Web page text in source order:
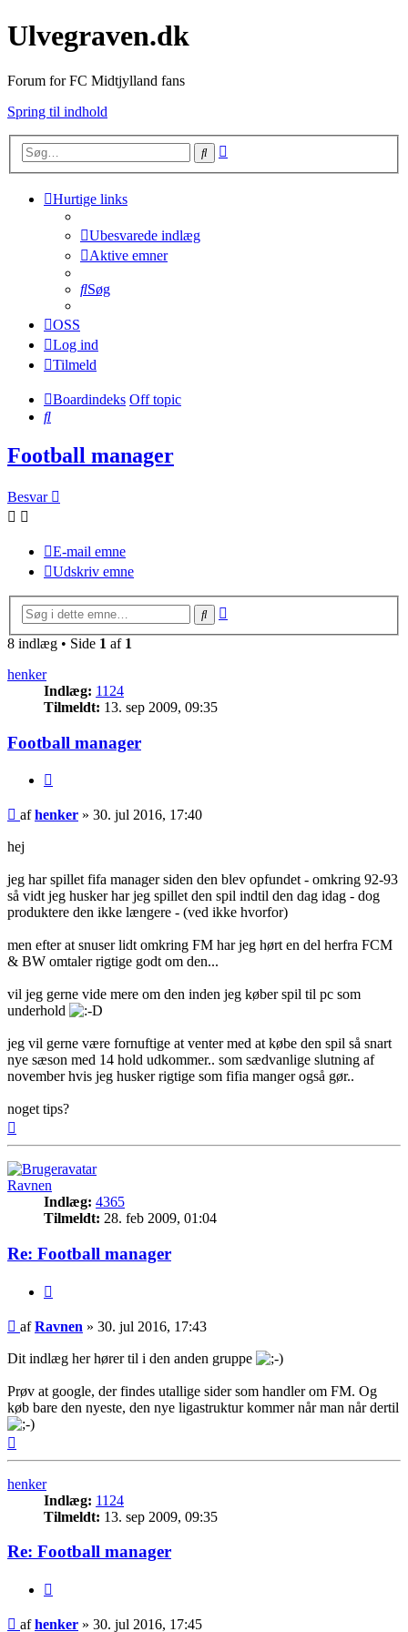
Ulvegraven.dk
Forum for FC Midtjylland fans
Spring til indhold
Søg
Hurtige links
Ubesvarede indlæg
Aktive emner
Søg
OSS
Log ind
Tilmeld
Boardindeks Off topic
Søg
Football manager
Besvar
E-mail emne
Udskriv emne
Søg
8 indlæg • Side 1 af 1
henker
Indlæg: 1124
Tilmeldt: 13. sep 2009, 09:35
Football manager
Indlæg
afhenker » 30. jul 2016, 17:40
hej
jeg har spillet fifa manager siden den blev opfundet - omkring 92-93
så vidt jeg husker har jeg spillet den spil indtil den dag idag - dog
produktere den ikke længere - (ved ikke hvorfor)
men efter at snuser lidt omkring FM har jeg hørt en del herfra FCM
& BW omtaler rigtige godt om den...
vil jeg gerne vide mere om den inden jeg køber spil til pc som
underhold
jeg vil gerne være fornuftige at venter med at købe den spil så snart
nye sæson med 14 hold udkommer.. som sædvanlige slutning af
november hvis jeg husker rigtige som fifia manger også gør..
noget tips?
Ravnen
Indlæg: 4365
Tilmeldt: 28. feb 2009, 01:04
Re: Football manager
Indlæg
afRavnen » 30. jul 2016, 17:43
Dit indlæg her hører til i den anden gruppe
Prøv at google, der findes utallige sider som handler om FM. Og
køb bare den nyeste, den nye ligastruktur kommer når man når dertil
henker
Indlæg: 1124
Tilmeldt: 13. sep 2009, 09:35
Re: Football manager
Indlæg
afhenker » 30. jul 2016, 17:45